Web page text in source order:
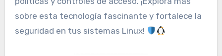
sobre esta tecnología fascinante y fortalece la
seguridad en tus sistemas Linux!